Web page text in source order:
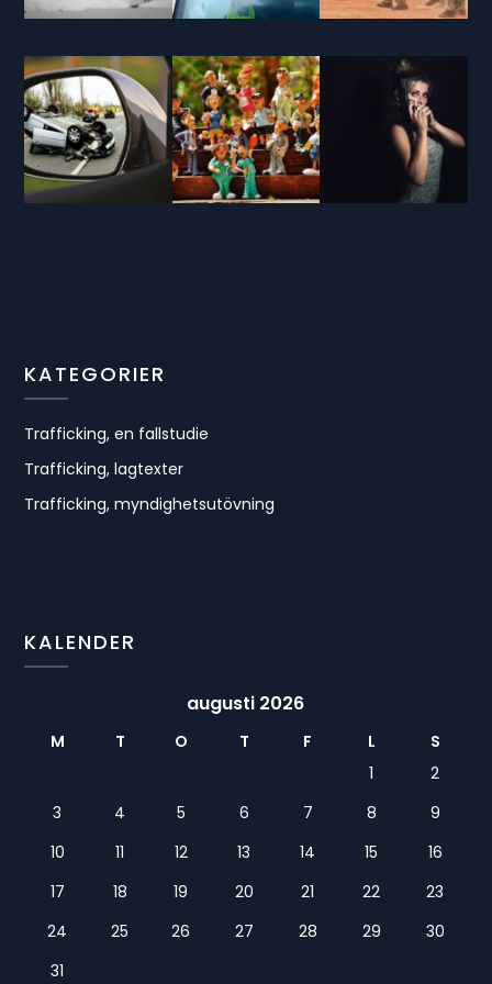
KATEGORIER
Trafficking, en fallstudie
Trafficking, lagtexter
Trafficking, myndighetsutövning
KALENDER
augusti 2026
M T O T F L
S
1
2
3
4 5 6 7 8
9
10
11 12 13 14 15
16
17
18 19 20 21 22
23
24
25 26 27 28 29
30
31